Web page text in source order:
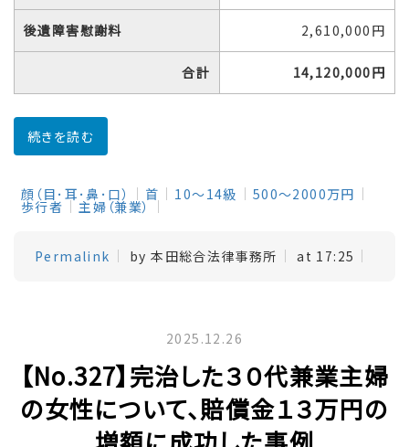
後遺障害慰謝料 2,610,000円
合計 14,120,000円
続きを読む
顔（目･耳･鼻･口） 首 10～14級 500～2000万円
歩行者 主婦（兼業）
Permalink by 本田総合法律事務所 at 17:25
2025.12.26
【No.327】完治した３０代兼業主婦
の女性について、賠償金１３万円の